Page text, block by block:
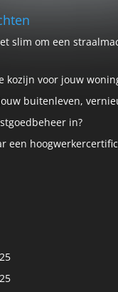
slim om een
kozijn voor jouw
buitenleven,
in?
een